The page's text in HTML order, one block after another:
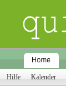
Home
Hilfe Kalender